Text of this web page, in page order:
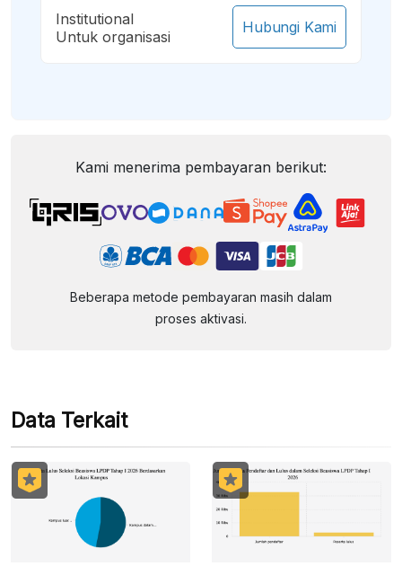
Institutional
Untuk organisasi
Hubungi Kami
Kami menerima pembayaran berikut:
Beberapa metode pembayaran masih dalam
proses aktivasi.
Data Terkait